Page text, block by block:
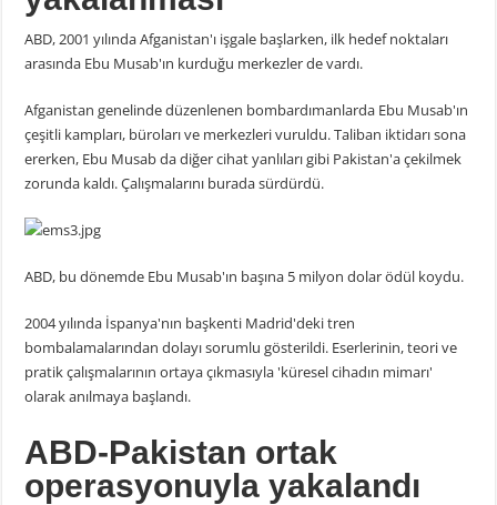
ABD, 2001 yılında Afganistan'ı işgale başlarken, ilk hedef noktaları
arasında Ebu Musab'ın kurduğu merkezler de vardı.
Afganistan genelinde düzenlenen bombardımanlarda Ebu Musab'ın
çeşitli kampları, büroları ve merkezleri vuruldu. Taliban iktidarı sona
ererken, Ebu Musab da diğer cihat yanlıları gibi Pakistan'a çekilmek
zorunda kaldı. Çalışmalarını burada sürdürdü.
ABD, bu dönemde Ebu Musab'ın başına 5 milyon dolar ödül koydu.
2004 yılında İspanya'nın başkenti Madrid'deki tren
bombalamalarından dolayı sorumlu gösterildi. Eserlerinin, teori ve
pratik çalışmalarının ortaya çıkmasıyla 'küresel cihadın mimarı'
olarak anılmaya başlandı.
ABD-Pakistan ortak
operasyonuyla yakalandı